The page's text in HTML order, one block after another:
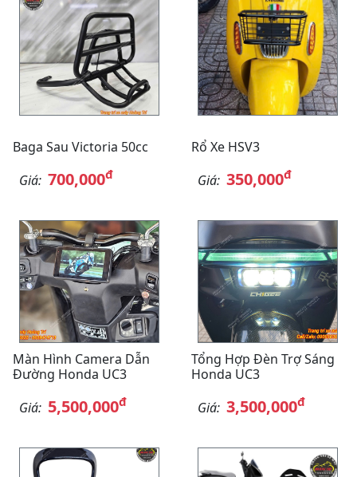
Baga Sau Victoria 50cc
Giá: 700,000đ
Rổ Xe HSV3
Giá: 350,000đ
Màn Hình Camera Dẫn
Đường Honda UC3
Giá: 5,500,000đ
Tổng Hợp Đèn Trợ Sáng
Honda UC3
Giá: 3,500,000đ